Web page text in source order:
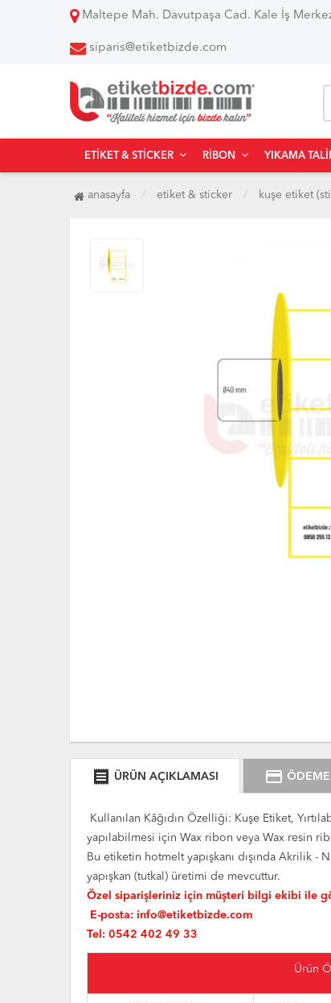
Maltepe Mah. Davutpaşa Cad. Kale İş
siparis@etiketbizde.com
ETIKET & STICKER RIBON YIKAMA
anasayfa etiket & sticker kuşe etiket
receipt ÜRÜN AÇIKLAMASI credit_card ÖDEME
Kullanılan Kâğıdın Özelliği: Kuşe Etiket,
yapılabilmesi için Wax ribon veya Wax resin
Bu etiketin hotmelt yapışkanı dışında Akrilik -
yapışkan (tutkal) üretimi de mevcuttur.
Özel siparişleriniz için müşteri bilgi ekibi ile
E-posta: info@etiketbizde.com
Tel: 0542 402 49 33
Ürün